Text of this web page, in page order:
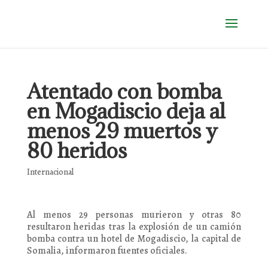
Atentado con bomba
en Mogadiscio deja al
menos 29 muertos y
80 heridos
Internacional
Al menos 29 personas murieron y otras 80
resultaron heridas tras la explosión de un camión
bomba contra un hotel de Mogadiscio, la capital de
Somalia, informaron fuentes oficiales.